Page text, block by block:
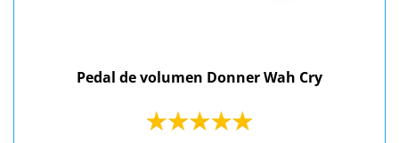
Pedal de volumen Donner Wah Cry